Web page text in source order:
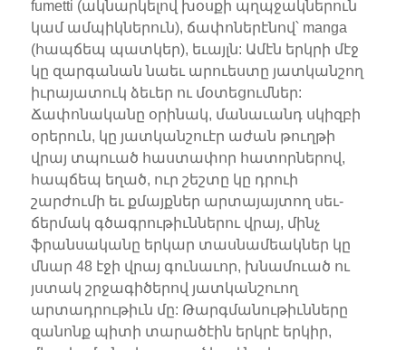
fumetti (ակնարկելով խօսքի պղպջակներուն
կամ ամպիկներուն), ճափոներէնով՝ manga
(հապճեպ պատկեր), եւայլն: Ամէն երկրի մէջ
կը զարգանան նաեւ արուեստը յատկանշող
իւրայատուկ ձեւեր ու մօտեցումներ:
Ճափոնականը օրինակ, մանաւանդ սկիզբի
օրերուն, կը յատկանշուէր աժան թուղթի
վրայ տպուած հաստափոր հատորներով,
հապճեպ եղած, ուր շեշտը կը դրուի
շարժումի եւ քմայքներ արտայայտող սեւ-
ճերմակ գծագրութիւններու վրայ, մինչ
ֆրանսականը երկար տասնամեակներ կը
մնար 48 էջի վրայ գունաւոր, խնամուած ու
յստակ շրջագիծերով յատկանշուող
արտադրութիւն մը: Թարգմանութիւնները
զանոնք պիտի տարածէին երկրէ երկիր,